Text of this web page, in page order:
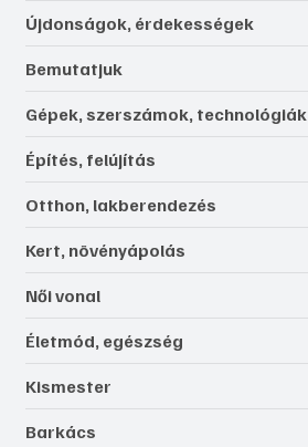
Újdonságok, érdekességek
Bemutatjuk
Gépek, szerszámok, technológiák
Építés, felújítás
Otthon, lakberendezés
Kert, növényápolás
Női vonal
Életmód, egészség
Kismester
Barkács